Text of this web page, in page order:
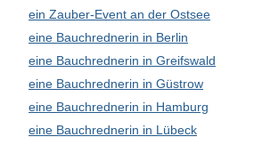
ein Zauber-Event an der Ostsee
eine Bauchrednerin in Berlin
eine Bauchrednerin in Greifswald
eine Bauchrednerin in Güstrow
eine Bauchrednerin in Hamburg
eine Bauchrednerin in Lübeck